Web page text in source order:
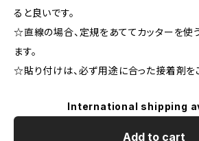
ると良いです。
☆直線の場合、定規をあててカッターを使
ます。
☆貼り付けは、必ず用途に合った接着剤を
International shipping
Add to cart